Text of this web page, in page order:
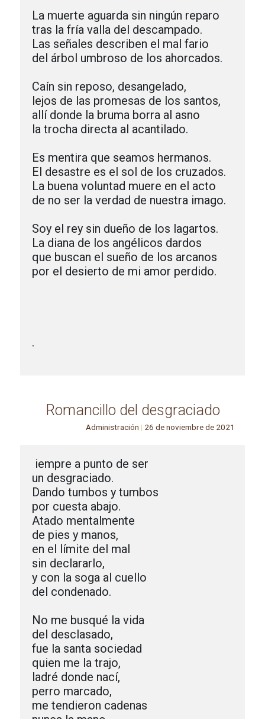
La muerte aguarda sin ningún reparo
tras la fría valla del descampado.
Las señales describen el mal fario
del árbol umbroso de los ahorcados.
Caín sin reposo, desangelado,
lejos de las promesas de los santos,
allí donde la bruma borra al asno
la trocha directa al acantilado.
Es mentira que seamos hermanos.
El desastre es el sol de los cruzados.
La buena voluntad muere en el acto
de no ser la verdad de nuestra imago.
Soy el rey sin dueño de los lagartos.
La diana de los angélicos dardos
que buscan el sueño de los arcanos
por el desierto de mi amor perdido.
.
Romancillo del desgraciado
Administración | 26 de noviembre de 2021
iempre a punto de ser
un desgraciado.
Dando tumbos y tumbos
por cuesta abajo.
Atado mentalmente
de pies y manos,
en el límite del mal
sin declararlo,
y con la soga al cuello
del condenado.
No me busqué la vida
del desclasado,
fue la santa sociedad
quien me la trajo,
ladré donde nací,
perro marcado,
me tendieron cadenas